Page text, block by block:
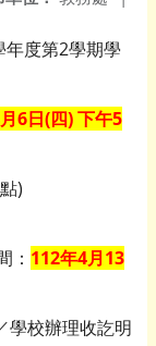
年度第2學期學
6日(四) 下午5
)
： 112年4月13
校辦理收訖明